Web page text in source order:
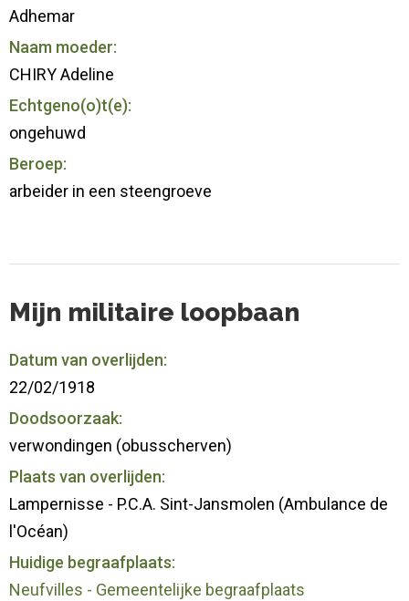
Adhemar
Naam moeder:
CHIRY Adeline
Echtgeno(o)t(e):
ongehuwd
Beroep:
arbeider in een steengroeve
Mijn militaire loopbaan
Datum van overlijden:
22/02/1918
Doodsoorzaak:
verwondingen (obusscherven)
Plaats van overlijden:
Lampernisse - P.C.A. Sint-Jansmolen (Ambulance de
l'Océan)
Huidige begraafplaats:
Neufvilles - Gemeentelijke begraafplaats